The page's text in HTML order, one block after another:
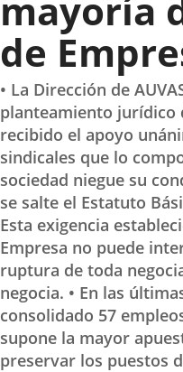
mayoría
de
• La Dirección de
planteamiento jurídico
recibido el apoyo
sindicales que lo
sociedad niegue su
se salte el Estatuto
Esta exigencia
Empresa no puede
ruptura de toda
negocia. • En las
consolidado 57
supone la mayor
preservar los puestos